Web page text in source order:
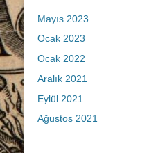
Mayıs 2023
Ocak 2023
Ocak 2022
Aralık 2021
Eylül 2021
Ağustos 2021